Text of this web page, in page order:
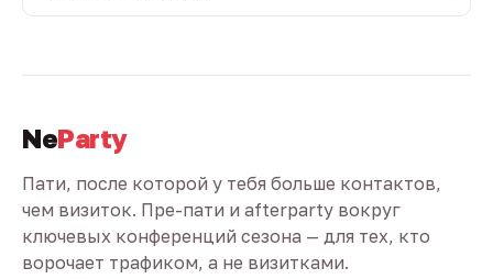
NeParty
Пати, после которой у тебя больше контактов,
чем визиток. Пре-пати и afterparty вокруг
ключевых конференций сезона — для тех, кто
ворочает трафиком, а не визитками.